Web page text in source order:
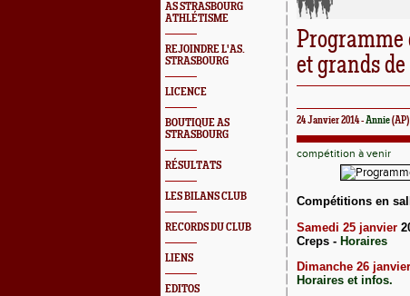
AS STRASBOURG
ATHLÉTISME
REJOINDRE L'AS.
STRASBOURG
LICENCE
BOUTIQUE AS
STRASBOURG
RÉSULTATS
LES BILANS CLUB
RECORDS DU CLUB
LIENS
EDITOS
Programme
et grands
24 Janvier 2014 -Annie(AP)
compétition à venir
Compétitions en
Samedi 25 janvier
Creps - Horaires
Dimanche 26 jan
Horaires et infos.